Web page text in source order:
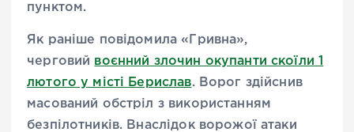
пунктом.
Як раніше повідомила «Гривна»,
черговий воєнний злочин окупанти скоїли 1
лютого у місті Берислав. Ворог здійснив
масований обстріл з використанням
безпілотників. Внаслідок ворожої атаки